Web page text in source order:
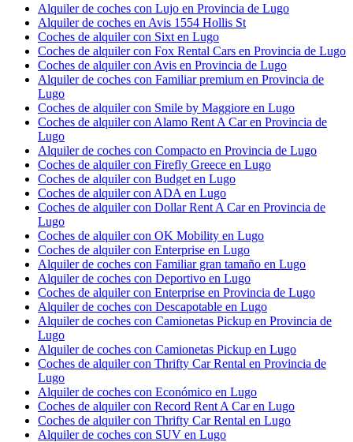
Alquiler de coches con Lujo en Provincia de Lugo
Alquiler de coches en Avis 1554 Hollis St
Coches de alquiler con Sixt en Lugo
Coches de alquiler con Fox Rental Cars en Provincia de Lugo
Coches de alquiler con Avis en Provincia de Lugo
Alquiler de coches con Familiar premium en Provincia de
Lugo
Coches de alquiler con Smile by Maggiore en Lugo
Coches de alquiler con Alamo Rent A Car en Provincia de
Lugo
Alquiler de coches con Compacto en Provincia de Lugo
Coches de alquiler con Firefly Greece en Lugo
Coches de alquiler con Budget en Lugo
Coches de alquiler con ADA en Lugo
Coches de alquiler con Dollar Rent A Car en Provincia de
Lugo
Coches de alquiler con OK Mobility en Lugo
Coches de alquiler con Enterprise en Lugo
Alquiler de coches con Familiar gran tamaño en Lugo
Alquiler de coches con Deportivo en Lugo
Coches de alquiler con Enterprise en Provincia de Lugo
Alquiler de coches con Descapotable en Lugo
Alquiler de coches con Camionetas Pickup en Provincia de
Lugo
Alquiler de coches con Camionetas Pickup en Lugo
Coches de alquiler con Thrifty Car Rental en Provincia de
Lugo
Alquiler de coches con Económico en Lugo
Coches de alquiler con Record Rent A Car en Lugo
Coches de alquiler con Thrifty Car Rental en Lugo
Alquiler de coches con SUV en Lugo